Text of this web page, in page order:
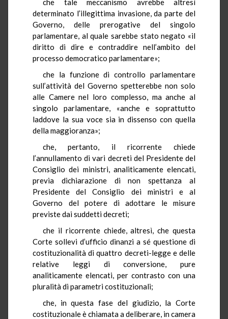
che tale meccanismo avrebbe altresì
determinato l’illegittima invasione, da parte del
Governo, delle prerogative del singolo
parlamentare, al quale sarebbe stato negato «il
diritto di dire e contraddire nell’ambito del
processo democratico parlamentare»;
che la funzione di controllo parlamentare
sull’attività del Governo spetterebbe non solo
alle Camere nel loro complesso, ma anche al
singolo parlamentare, «anche e soprattutto
laddove la sua voce sia in dissenso con quella
della maggioranza»;
che, pertanto, il ricorrente chiede
l’annullamento di vari decreti del Presidente del
Consiglio dei ministri, analiticamente elencati,
previa dichiarazione di non spettanza al
Presidente del Consiglio dei ministri e al
Governo del potere di adottare le misure
previste dai suddetti decreti;
che il ricorrente chiede, altresì, che questa
Corte sollevi d’ufficio dinanzi a sé questione di
costituzionalità di quattro decreti-legge e delle
relative leggi di conversione, pure
analiticamente elencati, per contrasto con una
pluralità di parametri costituzionali;
che, in questa fase del giudizio, la Corte
costituzionale è chiamata a deliberare, in camera